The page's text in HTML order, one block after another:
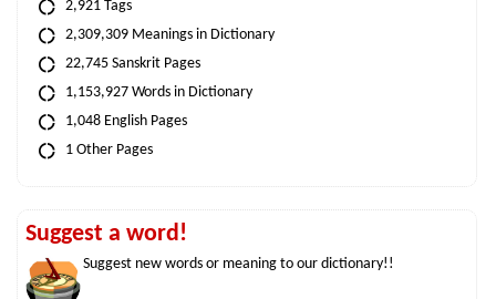
2,921 Tags
2,309,309 Meanings in Dictionary
22,745 Sanskrit Pages
1,153,927 Words in Dictionary
1,048 English Pages
1 Other Pages
Suggest a word!
Suggest new words or meaning to our dictionary!!